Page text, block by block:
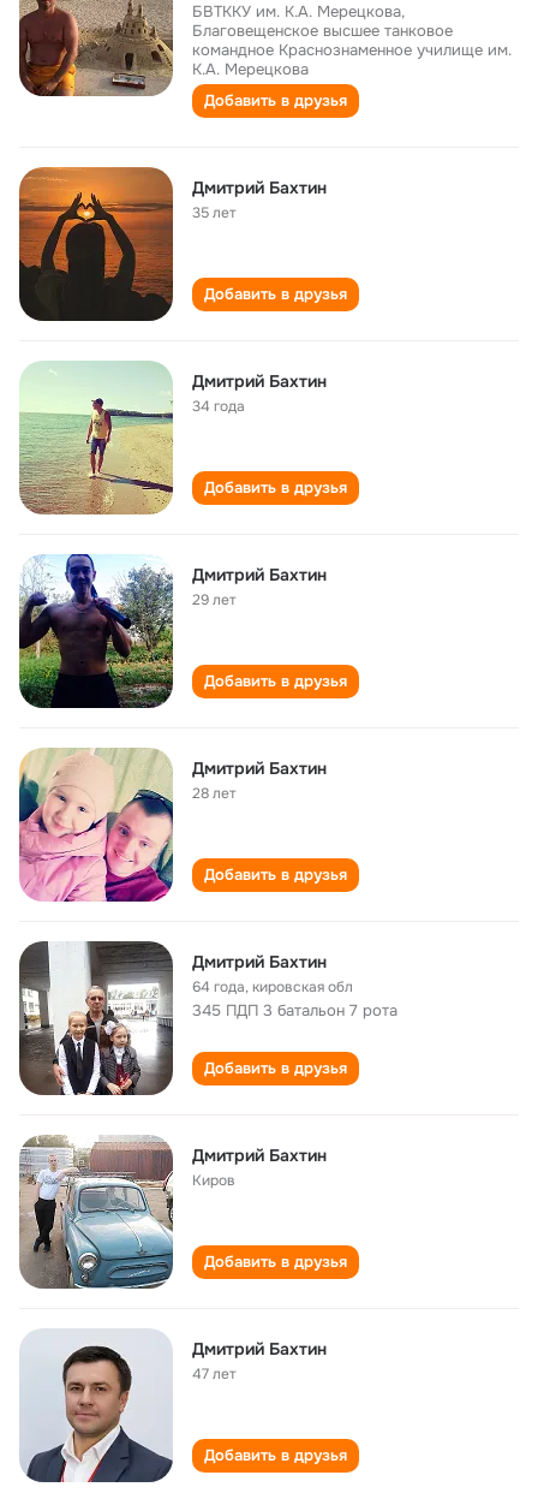
БВТККУ им. К.А. Мерецкова,
Благовещенское высшее танковое
командное Краснознаменное училище им.
К.А. Мерецкова
Добавить в друзья
Дмитрий Бахтин
35 лет
Добавить в друзья
Дмитрий Бахтин
34 года
Добавить в друзья
Дмитрий Бахтин
29 лет
Добавить в друзья
Дмитрий Бахтин
28 лет
Добавить в друзья
Дмитрий Бахтин
64 года,кировская обл
345 ПДП 3 батальон 7 рота
Добавить в друзья
Дмитрий Бахтин
Киров
Добавить в друзья
Дмитрий Бахтин
47 лет
Добавить в друзья